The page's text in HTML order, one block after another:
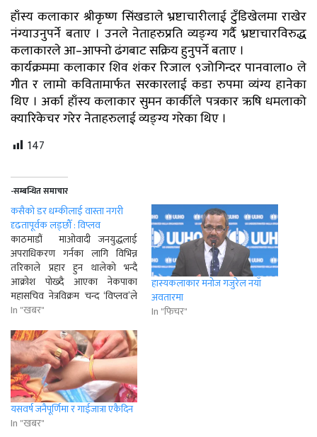
हाँस्य कलाकार श्रीकृष्ण सिंखडाले भ्रष्टाचारीलाई टुँडिखेलमा राखेर
नंग्याउनुपर्ने बताए । उनले नेताहरुप्रति व्यङ्ग्य गर्दै भ्रष्टाचारविरुद्ध
कलाकारले आ–आफ्नो ढंगबाट सक्रिय हुनुपर्ने बताए ।
कार्यक्रममा कलाकार शिव शंकर रिजाल ९जोगिन्दर पानवाला० ले
गीत र लामो कवितामार्फत सरकारलाई कडा रुपमा व्यंग्य हानेका
थिए । अर्का हाँस्य कलाकार सुमन कार्कीले पत्रकार ऋषि धमलाको
क्यारिकेचर गरेर नेताहरुलाई व्यङ्ग्य गरेका थिए ।
147
-सम्बन्धित समाचार
कसैको डर धम्कीलाई वास्ता नगरी
दृढतापूर्वक लड्छौँ : विप्लव
काठमाडौं माओवादी जनयुद्धलाई
अपराधिकरण गर्नका लागि विभिन्न
तरिकाले प्रहार हुन थालेको भन्दै
आक्रोश पोख्दै आएका नेकपाका
महासचिव नेत्रविक्रम चन्द ‘विप्लव’ले
कसैको डर धम्कीलाई वास्ता नगरी
। मुलुकको अवस्था झनझन जर्जर बन्न
थालेको भन्दै चिन्ता व्यक्त गरेका
विप्लवले जनताको चाहना पुरा गर्न
नसक्दा आफ्नै देशमा जनता…
In "खबर"
हास्यकलाकार मनोज गजुरेल नयाँ
अवतारमा
In "फिचर"
यसवर्ष जनैपूर्णिमा र गाईजात्रा एकैदिन
In "खबर"